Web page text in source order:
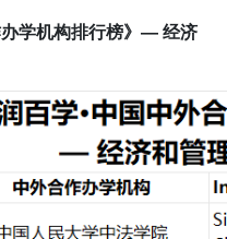
学机构排行榜》 — 经济